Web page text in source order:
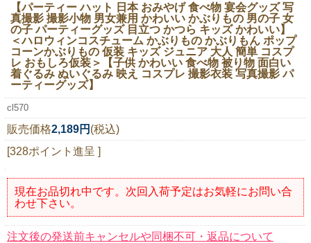
【パーティー ハット 日本 おみやげ 食べ物 宴会グッズ 写
真撮影 撮影小物 男女兼用 かわいい かぶりもの 男の子 女
の子 パーティーグッズ 目立つ かつら キッズ かわいい】
＜ハロウィンコスチューム かぶりもの かぶりもん ポップ
コーンかぶりもの 仮装 キッズ ジュニア 大人 簡単 コスプ
レ おもしろ仮装＞【子供 かわいい 食べ物 被り物 面白い
着ぐるみ ぬいぐるみ 映え コスプレ 撮影衣装 写真撮影 パ
ーティーグッズ】
cl570
販売価格2,189円 (税込)
[328ポイント進呈 ]
現在お品切れ中です。次回入荷予定はお気軽にお問い合
わせ下さい。
注文後の発送前キャンセルや同梱不可・返品について
当店は持続可能な開発目標「SDGs」を推進しています。
0120-221-040
電話受付時間：月～金10:00~16:00 ※祝日除く